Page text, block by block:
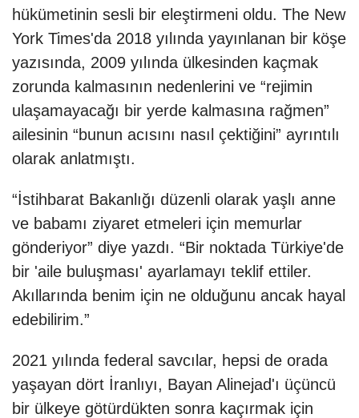
hükümetinin sesli bir eleştirmeni oldu. The New
York Times'da 2018 yılında yayınlanan bir köşe
yazısında, 2009 yılında ülkesinden kaçmak
zorunda kalmasının nedenlerini ve “rejimin
ulaşamayacağı bir yerde kalmasına rağmen”
ailesinin “bunun acısını nasıl çektiğini” ayrıntılı
olarak anlatmıştı.
“İstihbarat Bakanlığı düzenli olarak yaşlı anne
ve babamı ziyaret etmeleri için memurlar
gönderiyor” diye yazdı. “Bir noktada Türkiye'de
bir 'aile buluşması' ayarlamayı teklif ettiler.
Akıllarında benim için ne olduğunu ancak hayal
edebilirim.”
2021 yılında federal savcılar, hepsi de orada
yaşayan dört İranlıyı, Bayan Alinejad'ı üçüncü
bir ülkeye götürdükten sonra kaçırmak için